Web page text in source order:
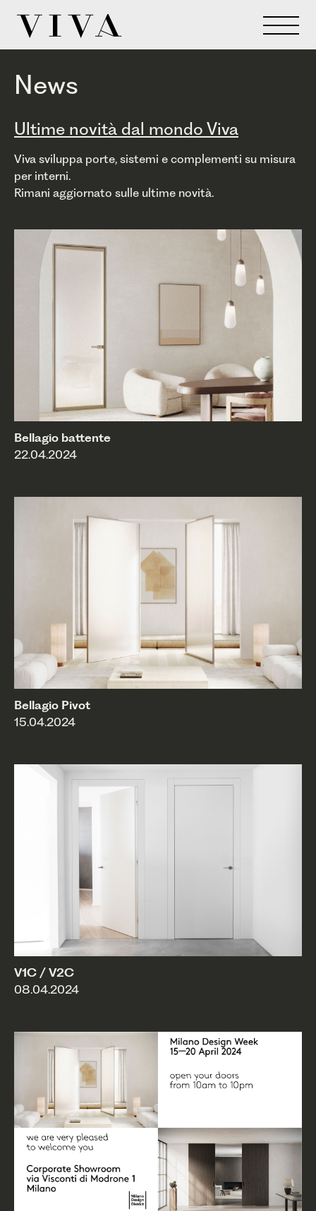
News
Ultime novità dal mondo Viva
Viva sviluppa porte, sistemi e complementi su misura
per interni.
Rimani aggiornato sulle ultime novità.
Bellagio battente
22.04.2024
Bellagio Pivot
15.04.2024
V1C / V2C
08.04.2024